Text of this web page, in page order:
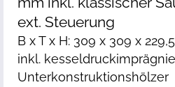
ext. Steuerung
B x T x H: 309 x 309 x
inkl.
Unterkonstruktionshölzer